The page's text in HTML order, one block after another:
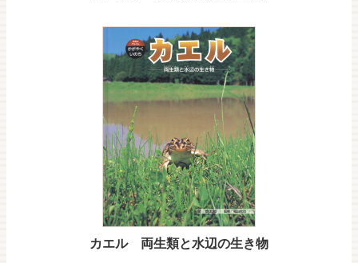
カエル 両生類と水辺の生き物